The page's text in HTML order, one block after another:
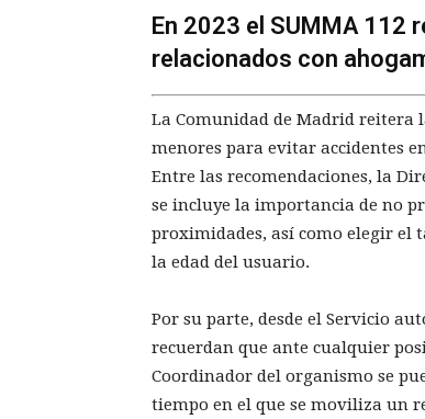
En 2023 el SUMMA 112
relacionados con
La Comunidad de Madrid reitera
menores para evitar accidentes
Entre las recomendaciones, la
se incluye la importancia de no
proximidades, así como elegir el
la edad del usuario.
Por su parte, desde el Servicio
recuerdan que ante cualquier
Coordinador del organismo se
tiempo en el que se moviliza un